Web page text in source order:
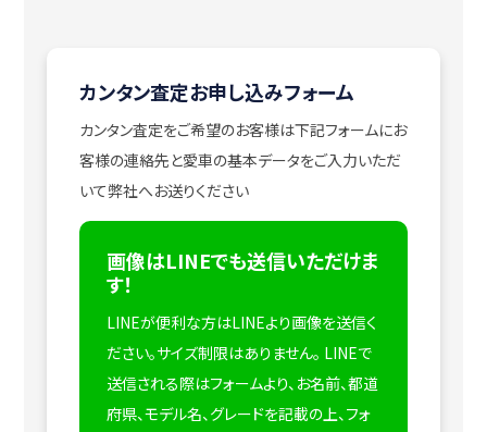
カンタン査定お申し込みフォーム
カンタン査定をご希望のお客様は下記フォームにお
客様の連絡先と愛車の基本データをご入力いただ
いて弊社へお送りください
画像はLINEでも送信いただけま
す！
LINEが便利な方はLINEより画像を送信く
ださい。サイズ制限はありません。 LINEで
送信される際はフォームより、お名前、都道
府県、モデル名、グレードを記載の上、フォ